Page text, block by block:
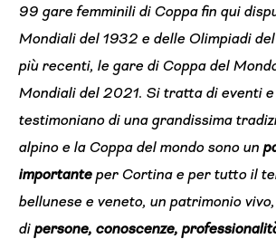
99 gare femminili di Coppa fin qui
Mondiali del 1932 e delle Olimpiadi
più recenti, le gare di Coppa del
Mondiali del 2021. Si tratta di eventi
testimoniano di una grandissima
alpino e la Coppa del mondo sono un
importanteper Cortina e per tutto il
bellunese e veneto, un patrimonio
dipersone, conoscenze,